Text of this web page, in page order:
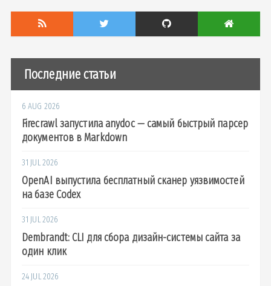
Последние статьи
6 AUG 2026
Firecrawl запустила anydoc — самый быстрый парсер
документов в Markdown
31 JUL 2026
OpenAI выпустила бесплатный сканер уязвимостей
на базе Codex
31 JUL 2026
Dembrandt: CLI для сбора дизайн-системы сайта за
один клик
24 JUL 2026